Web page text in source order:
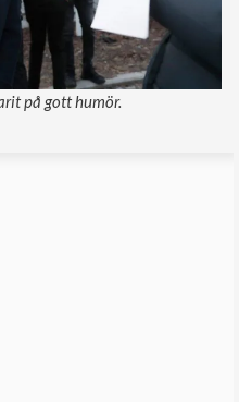
på gott humör.